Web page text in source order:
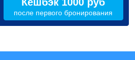
после первого бронирования